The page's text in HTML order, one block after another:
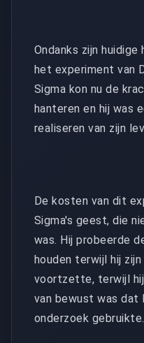
Ondanks zijn
het experiment van
Sigma kon nu de
hanteren en hij was
realiseren van zijn
De kosten van dit
Sigma's geest, die
was. Hij probeerde
houden terwijl hij
voortzette, terwijl
van bewust was dat
onderzoek gebruikte.